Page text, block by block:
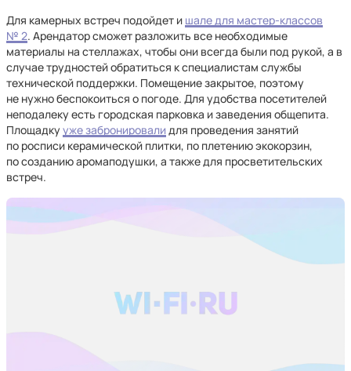
Для камерных встреч подойдет и шале для мастер-классов
№ 2. Арендатор сможет разложить все необходимые
материалы на стеллажах, чтобы они всегда были под рукой, а в
случае трудностей обратиться к специалистам службы
технической поддержки. Помещение закрытое, поэтому
не нужно беспокоиться о погоде. Для удобства посетителей
неподалеку есть городская парковка и заведения общепита.
Площадкууже забронировали для проведения занятий
по росписи керамической плитки, по плетению экокорзин,
по созданию аромаподушки, а также для просветительских
встреч.